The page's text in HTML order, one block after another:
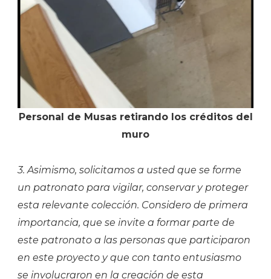
Personal de Musas retirando los créditos del
muro
3. Asimismo, solicitamos a usted que se forme
un patronato para vigilar, conservar y proteger
esta relevante colección. Considero de primera
importancia, que se invite a formar parte de
este patronato a las personas que participaron
en este proyecto y que con tanto entusiasmo
se involucraron en la creación de esta